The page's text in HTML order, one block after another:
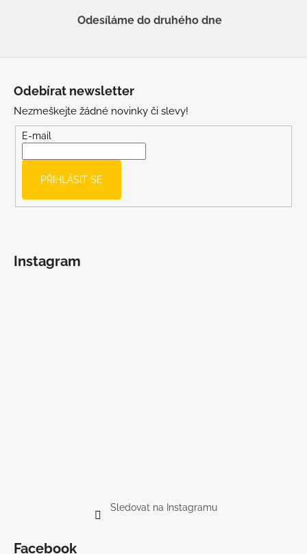
Odesíláme do druhého dne
Odebírat newsletter
Nezmeškejte žádné novinky či slevy!
E-mail
PŘIHLÁSIT SE
Instagram
Sledovat na Instagramu
Facebook